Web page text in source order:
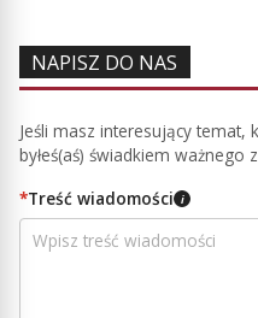
NAPISZ DO NAS
Jeśli masz interesujący
byłeś(aś) świadkiem ważnego
*Treść wiadomości i